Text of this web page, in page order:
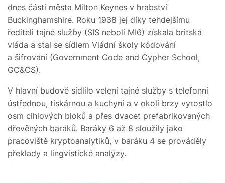
dnes části města Milton Keynes v hrabství
Buckinghamshire. Roku 1938 jej díky tehdejšímu
řediteli tajné služby (SIS neboli MI6) získala britská
vláda a stal se sídlem Vládní školy kódování
a šifrování (Government Code and Cypher School,
GC&CS).
V hlavní budově sídlilo velení tajné služby s telefonní
ústřednou, tiskárnou a kuchyní a v okolí brzy vyrostlo
osm cihlových bloků a přes dvacet prefabrikovaných
dřevěných baráků. Baráky 6 až 8 sloužily jako
pracoviště kryptoanalytiků, v baráku 4 se prováděly
překlady a lingvistické analýzy.